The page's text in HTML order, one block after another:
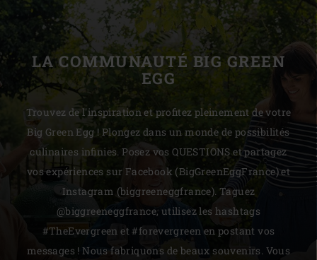
LA COMMUNAUTÉ BIG GREEN
EGG
Trouvez de l'inspiration et profitez pleinement de votre
Big Green Egg ! Plongez dans un monde de possibilités
culinaires infinies. Posez vos QUESTIONS et partagez
vos expériences sur Facebook (BigGreenEggFrance) et
Instagram (biggreeneggfrance). Taguez
@biggreeneggfrance, utilisez les hashtags
#TheEvergreen et #forevergreen en postant vos
messages ! Nous fabriquons de beaux souvenirs. Vous